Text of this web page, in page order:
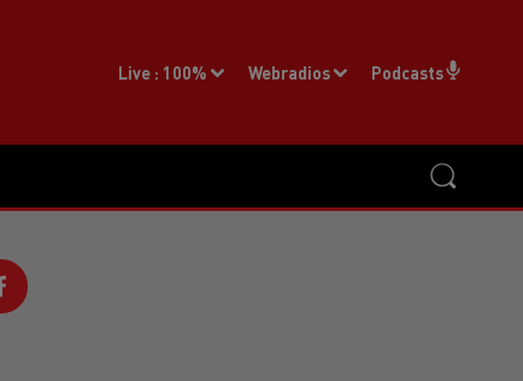
Live : 100% Webradios Podcasts